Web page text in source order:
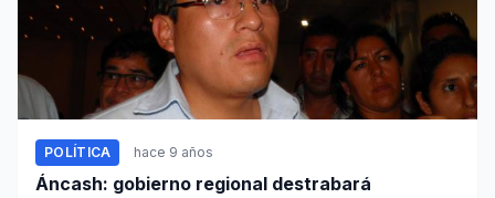
POLÍTICA hace 9 años
Áncash: gobierno regional destrabará